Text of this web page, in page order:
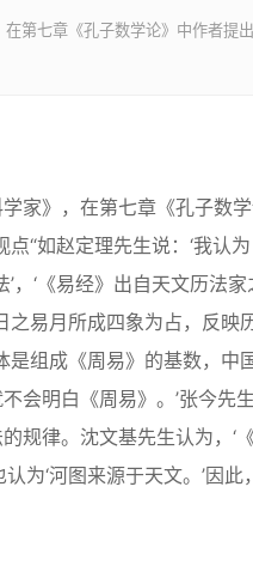
第七章《孔子数学论》中作者提
家》，在第七章《孔子数
“如赵定理先生说：‘我认
，‘《易经》出自天文历法
之易月所成四象为占，反映
是组成《周易》的基数，
会明白《周易》。’张今先
规律。沈文基先生认为，‘
为‘河图来源于天文。’因